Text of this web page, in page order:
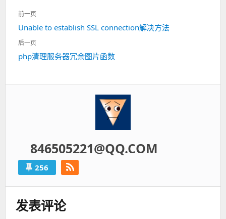
文
章
导
航
前一页
上
一
Unable to establish SSL connection解决方法
后一页
下
php清理服务器冗余图片函数
846505221@QQ.COM
256
发表评论